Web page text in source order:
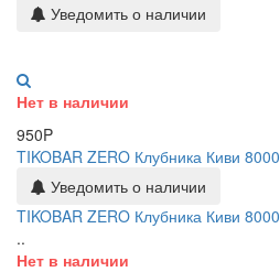
Уведомить о наличии
Нет в наличии
950P
TIKOBAR ZERO Клубника Киви 8000
Уведомить о наличии
TIKOBAR ZERO Клубника Киви 8000
..
Нет в наличии